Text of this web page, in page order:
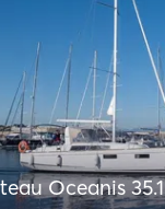
Oceanis 35.1